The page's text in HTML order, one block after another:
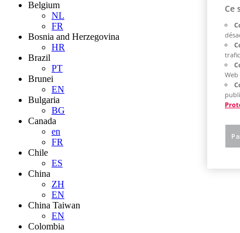
Belgium
NL
FR
Bosnia and Herzegovina
HR
Brazil
PT
Brunei
EN
Bulgaria
BG
Canada
en
FR
Chile
ES
China
ZH
EN
China Taiwan
EN
Colombia
Ce
Web